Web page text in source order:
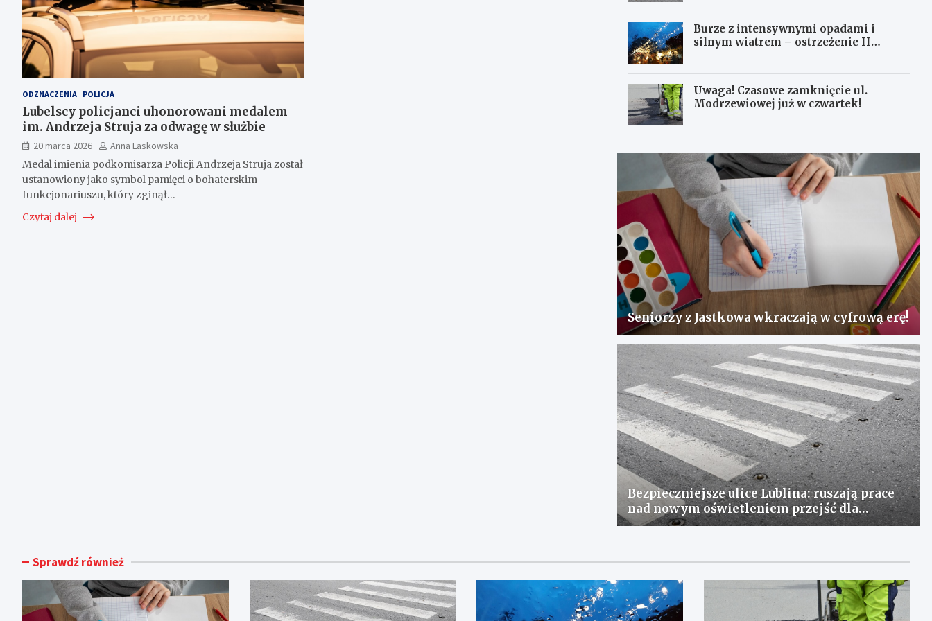
ODZNACZENIA POLICJA
Lubelscy policjanci uhonorowani medalem
im. Andrzeja Struja za odwagę w służbie
20 marca 2026
Anna Laskowska
Medal imienia podkomisarza Policji Andrzeja Struja został
ustanowiony jako symbol pamięci o bohaterskim
funkcjonariuszu, który zginął…
Czytaj dalej
Burze z intensywnymi opadami i
silnym wiatrem – ostrzeżenie II
Uwaga! Czasowe zamknięcie ul.
Modrzewiowej już w czwartek!
Seniorzy z Jastkowa wkraczają w cyfrową erę!
Bezpieczniejsze ulice Lublina: ruszają prace
nad nowym oświetleniem przejść dla
pieszych!
Sprawdź również